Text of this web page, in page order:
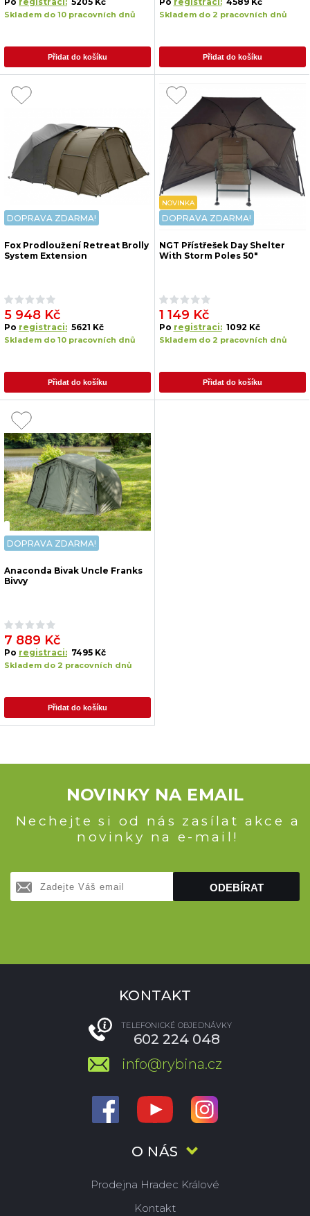
Skladem do 10 pracovních dnů
Přidat do košíku
Skladem do 2 pracovních dnů
Přidat do košíku
DOPRAVA ZDARMA!
Fox Prodloužení Retreat Brolly
System Extension
5 948 Kč
Po registraci: 5621 Kč
Skladem do 10 pracovních dnů
Přidat do košíku
NOVINKA
DOPRAVA ZDARMA!
NGT Přístřešek Day Shelter
With Storm Poles 50"
1 149 Kč
Po registraci: 1092 Kč
Skladem do 2 pracovních dnů
Přidat do košíku
DOPRAVA ZDARMA!
Anaconda Bivak Uncle Franks
Bivvy
7 889 Kč
Po registraci: 7495 Kč
Skladem do 2 pracovních dnů
Přidat do košíku
NOVINKY NA EMAIL
Nechejte si od nás zasílat akce a
novinky na e-mail!
ODEBÍRAT
O NÁS
Prodejna Hradec Králové
Kontakt
KONTAKT
TELEFONICKÉ OBJEDNÁVKY
602 224 048
info@rybina.cz